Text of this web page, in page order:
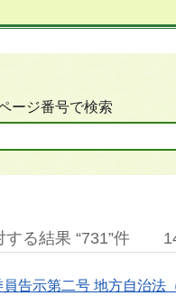
ージ番号で検索
る結果 “731”件
告示第二号 地方自治法